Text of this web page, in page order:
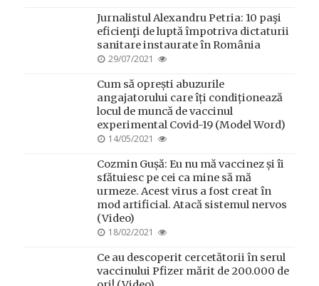
Jurnalistul Alexandru Petria: 10 paşi
eficienţi de luptă împotriva dictaturii
sanitare instaurate în România
POSTED
29/07/2021
Cum să oprești abuzurile
angajatorului care îți condiționează
locul de muncă de vaccinul
experimental Covid-19 (Model Word)
POSTED
14/05/2021
Cozmin Gușă: Eu nu mă vaccinez și îi
sfătuiesc pe cei ca mine să mă
urmeze. Acest virus a fost creat în
mod artificial. Atacă sistemul nervos
(Video)
POSTED
18/02/2021
Ce au descoperit cercetătorii în serul
vaccinului Pfizer mărit de 200.000 de